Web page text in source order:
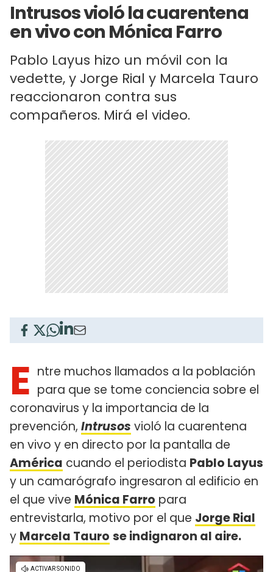
Intrusos violó la cuarentena
en vivo con Mónica Farro
Pablo Layus hizo un móvil con la
vedette, y Jorge Rial y Marcela Tauro
reaccionaron contra sus
compañeros. Mirá el video.
E ntre muchos llamados a la población
para que se tome conciencia sobre el
coronavirus y la importancia de la
prevención, Intrusos violó la cuarentena
en vivo y en directo por la pantalla de
América cuando el periodista Pablo Layus
y un camarógrafo ingresaron al edificio en
el que vive Mónica Farro para
entrevistarla, motivo por el que Jorge Rial
y Marcela Tauro se indignaron al aire.